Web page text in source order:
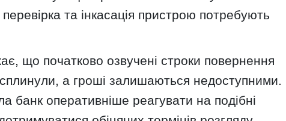
та інкасація пристрою потребують
що початково озвучені строки повернення
а гроші залишаються недоступними.
банк оперативніше реагувати на подібні